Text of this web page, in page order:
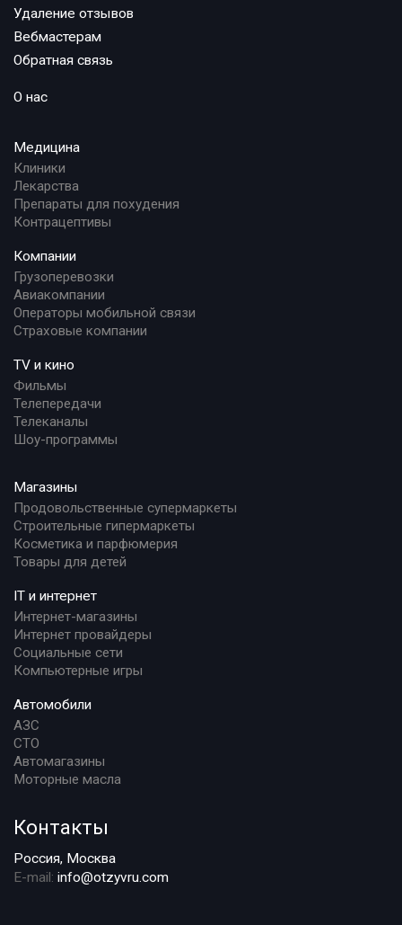
Удаление отзывов
Вебмастерам
Обратная связь
О нас
Медицина
Клиники
Лекарства
Препараты для похудения
Контрацептивы
Компании
Грузоперевозки
Авиакомпании
Операторы мобильной связи
Страховые компании
TV и кино
Фильмы
Телепередачи
Телеканалы
Шоу-программы
Магазины
Продовольственные супермаркеты
Строительные гипермаркеты
Косметика и парфюмерия
Товары для детей
IT и интернет
Интернет-магазины
Интернет провайдеры
Социальные сети
Компьютерные игры
Автомобили
АЗС
СТО
Автомагазины
Моторные масла
Контакты
Россия, Москва
E-mail: info@otzyvru.com